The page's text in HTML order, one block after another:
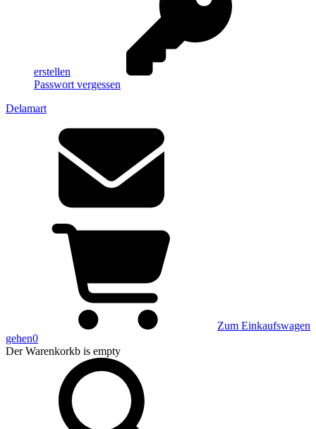
erstellen
Passwort vergessen
Delamart
Zum Einkaufswagen
gehen0
Der Warenkorkb is empty